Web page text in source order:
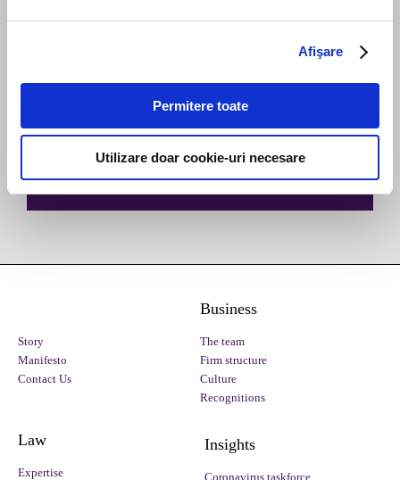
Afişare
Permitere toate
Utilizare doar cookie-uri necesare
Subscribe to our newsletter
Story
Manifesto
Contact Us
Business
The team
Firm structure
Culture
Recognitions
Law
Expertise
Insights
Coronavirus taskforce